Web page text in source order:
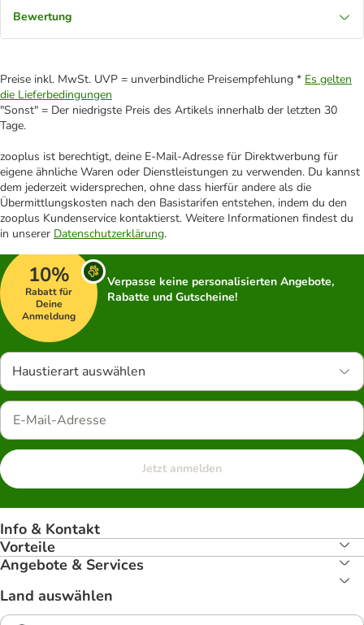
Bewertung
Preise inkl. MwSt. UVP = unverbindliche Preisempfehlung * Es gelten
die Lieferbedingungen
"Sonst" = Der niedrigste Preis des Artikels innerhalb der letzten 30
Tage.
zooplus ist berechtigt, deine E-Mail-Adresse für Direktwerbung für
eigene ähnliche Waren oder Dienstleistungen zu verwenden. Du kannst
dem jederzeit widersprechen, ohne dass hierfür andere als die
Übermittlungskosten nach den Basistarifen entstehen, indem du den
zooplus Kundenservice kontaktierst. Weitere Informationen findest du
in unserer Datenschutzerklärung.
10%
Rabatt für
Deine
Anmeldung
Verpasse keine personalisierten Angebote,
Rabatte und Gutscheine!
Haustierart auswählen
Jetzt anmelden
Info & Kontakt
Vorteile
Angebote & Services
Land auswählen